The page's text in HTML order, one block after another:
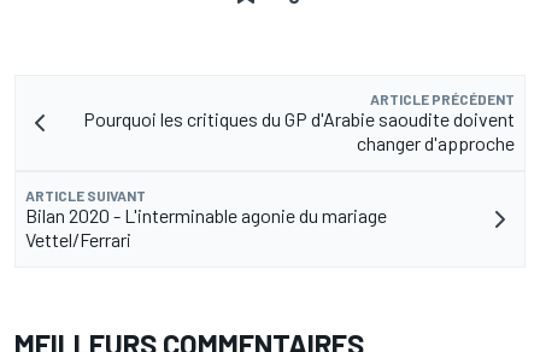
ARTICLE PRÉCÉDENT
Pourquoi les critiques du GP d'Arabie saoudite doivent
changer d'approche
ARTICLE SUIVANT
Bilan 2020 - L'interminable agonie du mariage
Vettel/Ferrari
MEILLEURS COMMENTAIRES